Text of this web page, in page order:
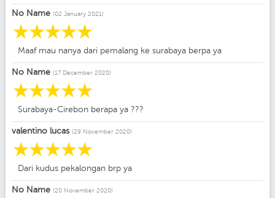
No Name (02 January 2021)
☆
☆
☆
☆
☆
Maaf mau nanya dari pemalang ke surabaya berpa ya
No Name (17 December 2020)
☆
☆
☆
☆
☆
Surabaya-Cirebon berapa ya ???
valentino lucas (29 November 2020)
☆
☆
☆
☆
☆
Dari kudus pekalongan brp ya
No Name (20 November 2020)